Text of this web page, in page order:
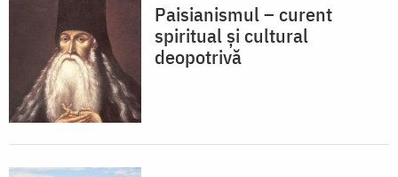
Paisianismul – curent
spiritual și cultural
deopotrivă